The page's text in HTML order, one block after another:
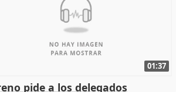
01:37
pide a los delegados